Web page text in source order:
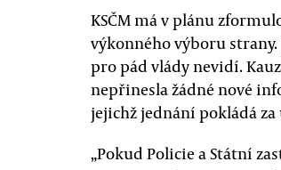
KSČM má v plánu
výkonného výboru strany.
pro pád vlády nevidí.
nepřinesla žádné nové
jejichž jednání pokládá za
„Pokud Policie a Státní